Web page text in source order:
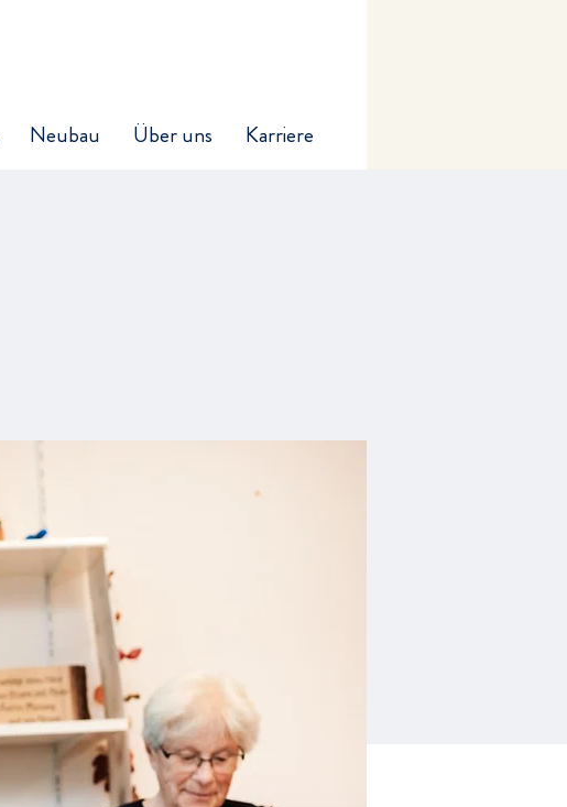
Neubau Über uns Karriere